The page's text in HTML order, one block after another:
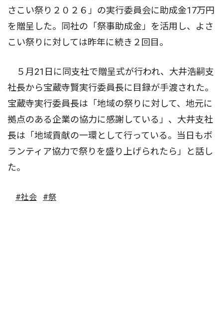
さこい祭り２０２６」の実行委員会に助成金17万円
を贈呈した。同社の「祭事助成金」を活用し、よさ
こい祭りに対しては昨年に続き２回目。
５月21日に同支社で贈呈式が行われ、大井浩嗣支
社長から宝蔵寺賢実行委員長に目録が手渡された。
宝蔵寺実行委員長は「地域の祭りに対して、地元に
拠点のある企業の協力に感謝している」、大井支社
長は「地域貢献の一環として行っている。当日もボ
ランティア協力で祭りを盛り上げられたら」と話し
た。
#社会 #祭